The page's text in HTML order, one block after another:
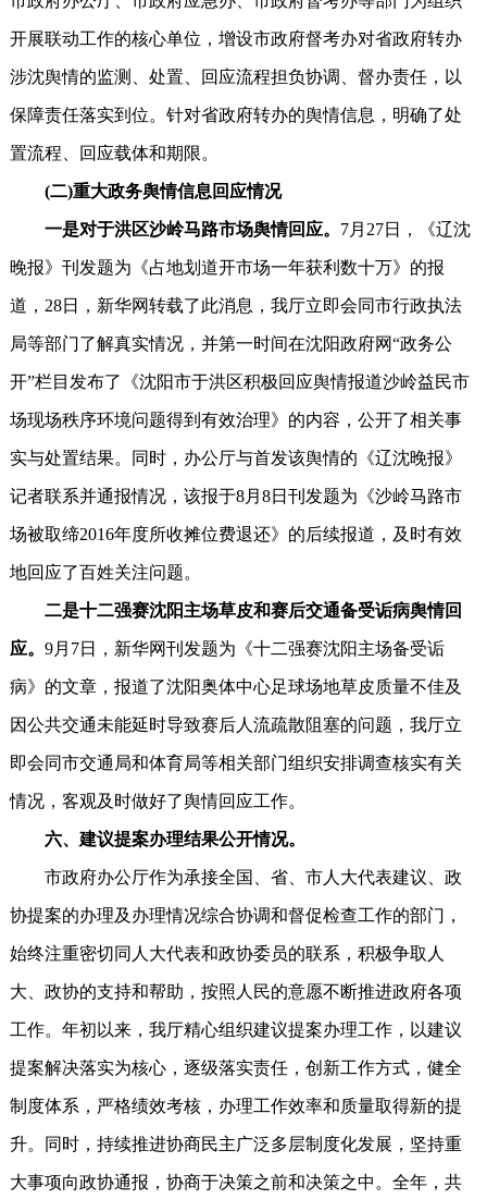
开展联动工作的核心单位，增设市政府督考办对省政府转办
涉沈舆情的监测、处置、回应流程担负协调、督办责任，以
保障责任落实到位。针对省政府转办的舆情信息，明确了处
置流程、回应载体和期限。
(二)重大政务舆情信息回应情况
一是对于洪区沙岭马路市场舆情回应。 7月27日，《辽沈
晚报》刊发题为《占地划道开市场一年获利数十万》的报
道，28日，新华网转载了此消息，我厅立即会同市行政执法
局等部门了解真实情况，并第一时间在沈阳政府网“政务公
开”栏目发布了《沈阳市于洪区积极回应舆情报道沙岭益民市
场现场秩序环境问题得到有效治理》的内容，公开了相关事
实与处置结果。同时，办公厅与首发该舆情的《辽沈晚报》
记者联系并通报情况，该报于8月8日刊发题为《沙岭马路市
场被取缔2016年度所收摊位费退还》的后续报道，及时有效
地回应了百姓关注问题。
二是十二强赛沈阳主场草皮和赛后交通备受诟病舆情回
应。 9月7日，新华网刊发题为《十二强赛沈阳主场备受诟
病》的文章，报道了沈阳奥体中心足球场地草皮质量不佳及
因公共交通未能延时导致赛后人流疏散阻塞的问题，我厅立
即会同市交通局和体育局等相关部门组织安排调查核实有关
情况，客观及时做好了舆情回应工作。
六、建议提案办理结果公开情况。
市政府办公厅作为承接全国、省、市人大代表建议、政
协提案的办理及办理情况综合协调和督促检查工作的部门，
始终注重密切同人大代表和政协委员的联系，积极争取人
大、政协的支持和帮助，按照人民的意愿不断推进政府各项
工作。年初以来，我厅精心组织建议提案办理工作，以建议
提案解决落实为核心，逐级落实责任，创新工作方式，健全
制度体系，严格绩效考核，办理工作效率和质量取得新的提
升。同时，持续推进协商民主广泛多层制度化发展，坚持重
大事项向政协通报，协商于决策之前和决策之中。全年，共